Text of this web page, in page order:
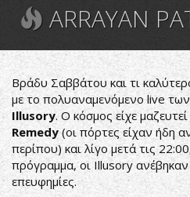
ARRAYAN PATH -
Βράδυ Σαββάτου και τι
με το πολυαναμενόμενο live
Illusory. Ο κόσμος είχε
Remedy(οι πόρτες είχαν ήδη
περίπου) και λίγο μετά τις
πρόγραμμα, οι Illusory
επευφημίες.